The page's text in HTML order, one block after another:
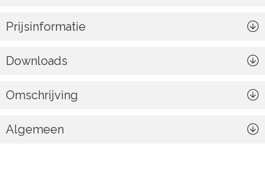
Prijsinformatie
Downloads
Omschrijving
Algemeen